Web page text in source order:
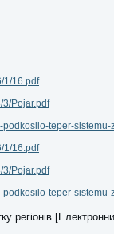
1/16.pdf
3/Pojar.pdf
teper-sistemu-
1/16.pdf
3/Pojar.pdf
teper-sistemu-
регіонів